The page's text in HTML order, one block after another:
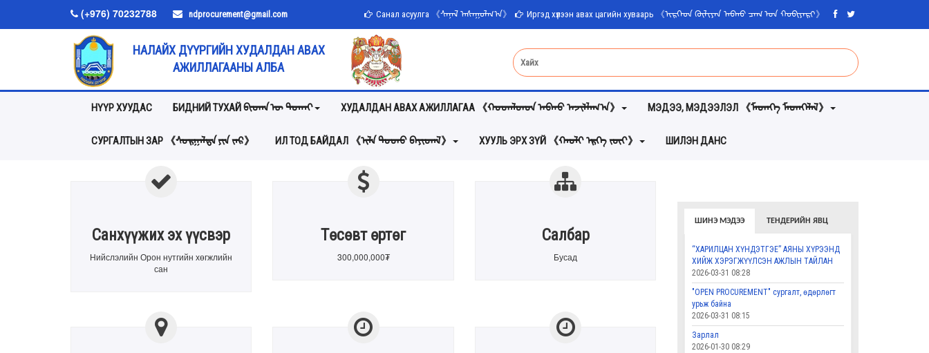
(+976) 70232788 ndprocurement@gmail.com Санал асуулга 《ᠰᠠᠨᠠᠯ ᠠᠰᠠᠭᠤᠯᠭ᠎ᠠ》 Иргэд хүлээн авах цагийн хуваарь 《ᠢᠷᠭᠡᠳ ᠬᠦᠯᠢᠶᠡᠨ ᠠᠪᠬᠤ ᠴᠠᠭ ᠤᠨ ᠬᠤᠪᠢᠶᠠᠷᠢ》
НАЛАЙХ ДҮҮРГИЙН ХУДАЛДАН АВАХ
АЖИЛЛАГААНЫ АЛБА
НҮҮР ХУУДАС БИДНИЙ ТУХАЙ ᠪᠢᠳᠡᠨ ᠦ ᠲᠤᠬᠠᠢ ХУДАЛДАН АВАХ АЖИЛЛАГАА 《ᠬᠤᠳᠠᠯᠳᠤᠨ ᠠᠪᠬᠤ ᠠᠵᠢᠯᠯᠠᠭ᠎ᠠ》 МЭДЭЭ, МЭДЭЭЛЭЛ 《ᠮᠡᠳᠡᠭᠡ ᠮᠡᠳᠡᠭᠡᠯᠡᠯ》
СУРГАЛТЫН ЗАР 《ᠰᠤᠷᠭᠠᠯᠲᠠ ᠶᠢᠨ ᠵᠠᠷ》 ИЛ ТОД БАЙДАЛ 《ᠢᠯᠡ ᠲᠣᠳᠣ ᠪᠠᠶᠢᠳᠠᠯ》 ХУУЛЬ ЭРХ ЗҮЙ 《ᠬᠠᠤᠯᠢ ᠡᠷᠬᠡ ᠵᠦᠢ》 ШИЛЭН ДАНС
Санхүүжих эх үүсвэр
Нийслэлийн Орон нутгийн хөгжлийн
сан
Төсөвт өртөг
300,000,000₮
Салбар
Бусад
ШИНЭ МЭДЭЭ ТЕНДЕРИЙН ЯВЦ
“ХАРИЛЦАН ХҮНДЭТГЭЕ” АЯНЫ ХҮРЭЭНД
ХИЙЖ ХЭРЭГЖҮҮЛСЭН АЖЛЫН ТАЙЛАН
2026-03-31 08:28
"OPEN PROCUREMENT" сургалт, өдөрлөгт
урьж байна
2026-03-31 08:15
Зарлал
2026-01-30 08:29